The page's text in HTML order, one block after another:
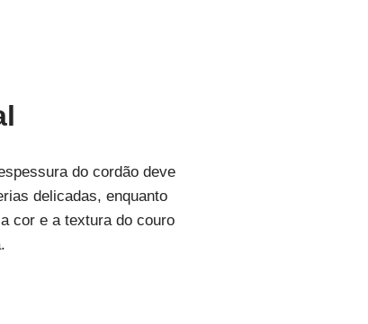
do cordão deve
delicadas, enquanto
cor e a textura do couro